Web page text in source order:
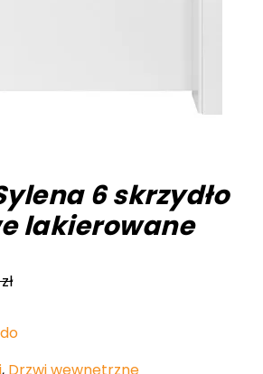
6 skrzydło
lakierowane
zł
, Drzwi wewnętrzne